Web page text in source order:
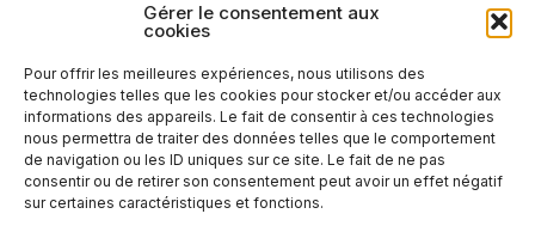
Gérer le consentement aux
cookies
Pour offrir les meilleures expériences, nous utilisons des
technologies telles que les cookies pour stocker et/ou accéder aux
informations des appareils. Le fait de consentir à ces technologies
nous permettra de traiter des données telles que le comportement
de navigation ou les ID uniques sur ce site. Le fait de ne pas
consentir ou de retirer son consentement peut avoir un effet négatif
sur certaines caractéristiques et fonctions.
Marketing Commercial & Evenementiel
Metisports
A propos
Actualités
Contact
FAQ
Mentions légales
Politiques de Cookies